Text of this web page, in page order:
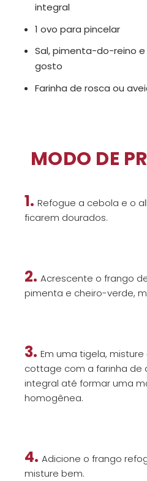
integral
1 ovo para pincelar
Sal, pimenta-do-reino
gosto
Farinha de rosca ou
MODO DE
1.Refogue a cebola e o
ficarem dourados.
2.Acrescente o frango
pimenta e cheiro-verde,
3.Em uma tigela, misture
cottage com a farinha de
integral até formar uma
homogênea.
4.Adicione o frango
misture bem.